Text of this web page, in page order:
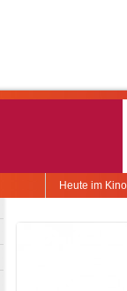
Heute im Kino